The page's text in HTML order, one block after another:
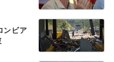
ンビア